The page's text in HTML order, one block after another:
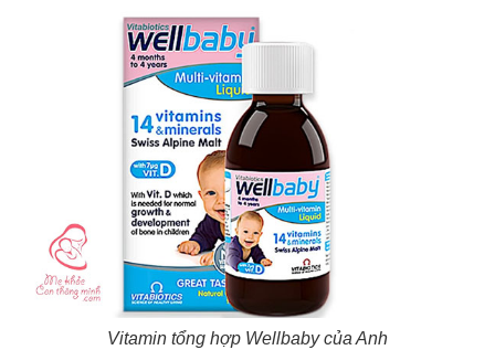
Vitamin tổng hợp Wellbaby của Anh